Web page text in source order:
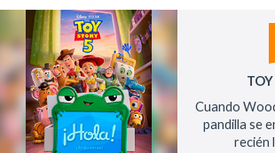
Cuando
pandilla se
recién